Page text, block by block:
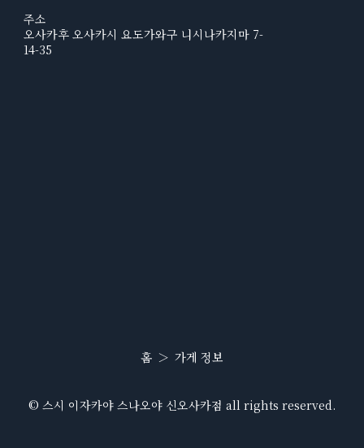
주소
오사카후 오사카시 요도가와구 니시나카지마 7-
14-35
홈 가게 정보
© 스시 이자카야 스나오야 신오사카점 all rights reserved.